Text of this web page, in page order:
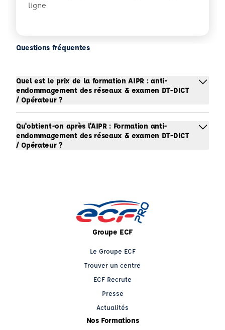
ligne
Questions fréquentes
Quel est le prix de la formation AIPR : anti-
endommagement des réseaux & examen DT-DICT
/ Opérateur ?
Qu'obtient-on après l'AIPR : Formation anti-
endommagement des réseaux & examen DT-DICT
/ Opérateur ?
Groupe ECF
Le Groupe ECF
Trouver un centre
ECF Recrute
Presse
Actualités
Nos Formations